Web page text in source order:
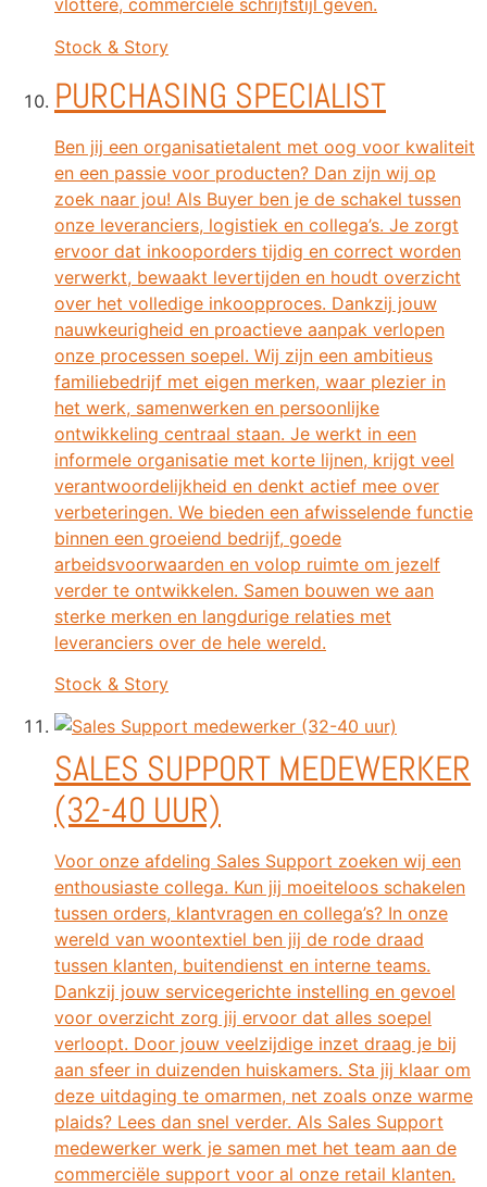
vlottere, commerciële schrijfstijl geven.
Stock & Story
PURCHASING SPECIALIST
Ben jij een organisatietalent met oog voor kwaliteit
en een passie voor producten? Dan zijn wij op
zoek naar jou! Als Buyer ben je de schakel tussen
onze leveranciers, logistiek en collega’s. Je zorgt
ervoor dat inkooporders tijdig en correct worden
verwerkt, bewaakt levertijden en houdt overzicht
over het volledige inkoopproces. Dankzij jouw
nauwkeurigheid en proactieve aanpak verlopen
onze processen soepel. Wij zijn een ambitieus
familiebedrijf met eigen merken, waar plezier in
het werk, samenwerken en persoonlijke
ontwikkeling centraal staan. Je werkt in een
informele organisatie met korte lijnen, krijgt veel
verantwoordelijkheid en denkt actief mee over
verbeteringen. We bieden een afwisselende functie
binnen een groeiend bedrijf, goede
arbeidsvoorwaarden en volop ruimte om jezelf
verder te ontwikkelen. Samen bouwen we aan
sterke merken en langdurige relaties met
leveranciers over de hele wereld.
Stock & Story
SALES SUPPORT MEDEWERKER
(32-40 UUR)
Voor onze afdeling Sales Support zoeken wij een
enthousiaste collega. Kun jij moeiteloos schakelen
tussen orders, klantvragen en collega’s? In onze
wereld van woontextiel ben jij de rode draad
tussen klanten, buitendienst en interne teams.
Dankzij jouw servicegerichte instelling en gevoel
voor overzicht zorg jij ervoor dat alles soepel
verloopt. Door jouw veelzijdige inzet draag je bij
aan sfeer in duizenden huiskamers. Sta jij klaar om
deze uitdaging te omarmen, net zoals onze warme
plaids? Lees dan snel verder. Als Sales Support
medewerker werk je samen met het team aan de
commerciële support voor al onze retail klanten.